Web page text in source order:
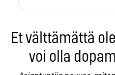
Et välttämättä
voi olla